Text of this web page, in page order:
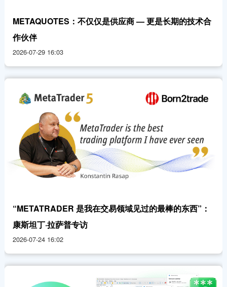
METAQUOTES：不仅仅是供应商 — 更是长期的技术合
作伙伴
2026-07-29 16:03
“METATRADER 是我在交易领域见过的最棒的东西”：
康斯坦丁·拉萨普专访
2026-07-24 16:02